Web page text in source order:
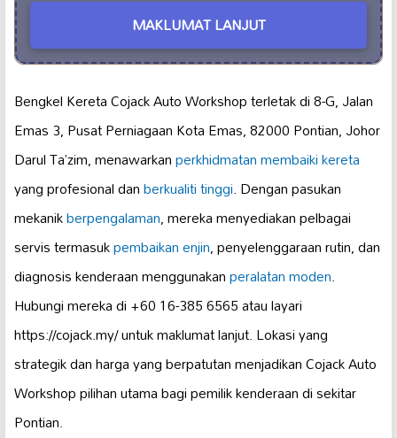
MAKLUMAT LANJUT
Bengkel Kereta Cojack Auto Workshop terletak di 8-G, Jalan
Emas 3, Pusat Perniagaan Kota Emas, 82000 Pontian, Johor
Darul Ta’zim, menawarkanperkhidmatan membaiki kereta
yang profesional danberkualiti tinggi. Dengan pasukan
mekanikberpengalaman, mereka menyediakan pelbagai
servis termasukpembaikan enjin, penyelenggaraan rutin, dan
diagnosis kenderaan menggunakanperalatan moden.
Hubungi mereka di +60 16-385 6565 atau layari
https://cojack.my/ untuk maklumat lanjut. Lokasi yang
strategik dan harga yang berpatutan menjadikan Cojack Auto
Workshop pilihan utama bagi pemilik kenderaan di sekitar
Pontian.